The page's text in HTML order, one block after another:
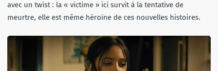
avec un twist : la « victime » ici survit à la tentative de
meurtre, elle est même héroïne de ces nouvelles histoires.